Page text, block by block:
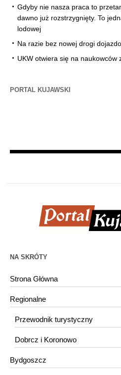
Gdyby nie nasza praca to
dawno już rozstrzygnięty. To
lodowej
Na razie bez nowej drogi
UKW otwiera się na naukowców
PORTAL KUJAWSKI
NA SKRÓTY
Strona Główna
Regionalne
Przewodnik turystyczny
Dobrcz i Koronowo
Bydgoszcz